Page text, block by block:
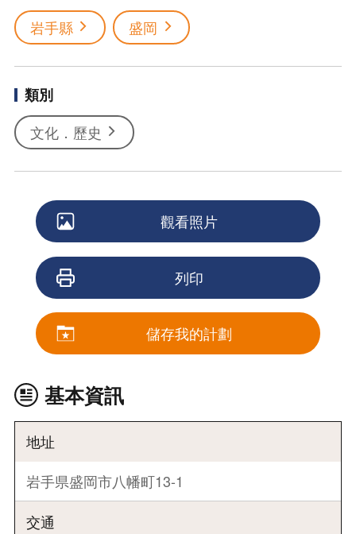
岩手縣
盛岡
類別
文化．歷史
觀看照片
列印
儲存我的計劃
基本資訊
地址
岩手県盛岡市八幡町13-1
交通